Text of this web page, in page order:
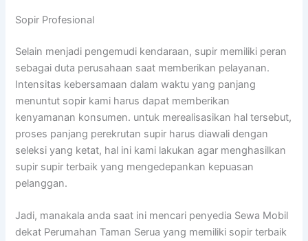
Sopir Profesional
Selain menjadi pengemudi kendaraan, supir memiliki peran
sebagai duta perusahaan saat memberikan pelayanan.
Intensitas kebersamaan dalam waktu yang panjang
menuntut sopir kami harus dapat memberikan
kenyamanan konsumen. untuk merealisasikan hal tersebut,
proses panjang perekrutan supir harus diawali dengan
seleksi yang ketat, hal ini kami lakukan agar menghasilkan
supir supir terbaik yang mengedepankan kepuasan
pelanggan.
Jadi, manakala anda saat ini mencari penyedia Sewa Mobil
dekat Perumahan Taman Serua yang memiliki sopir terbaik